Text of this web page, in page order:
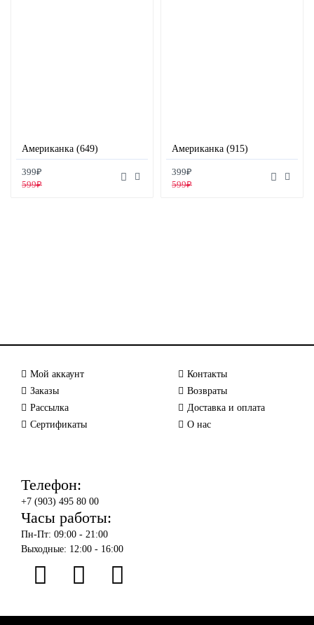
Американка (649)
399₽
599₽
Американка (915)
399₽
599₽
Мой аккаунт
Заказы
Рассылка
Сертификаты
Контакты
Возвраты
Доставка и оплата
О нас
Телефон:
+7 (903) 495 80 00
Часы работы:
Пн-Пт: 09:00 - 21:00
Выходные: 12:00 - 16:00